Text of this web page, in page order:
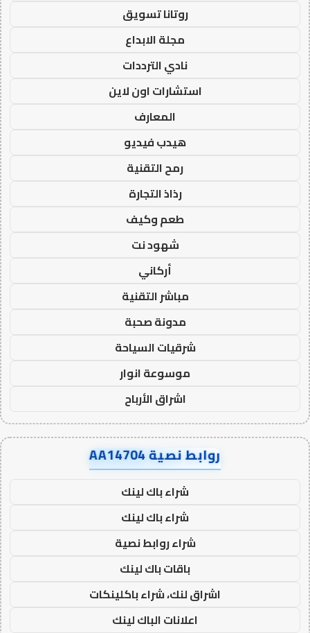
روتانا تسويق
مجلة الابداع
نادي الترددات
استشارات اون لاين
المعارف
هيدب فيديو
رمح التقنية
رذاذ التجارة
طعم وكيف
شهود نت
أركاني
مباشر التقنية
مدونة صحبة
شرقيات السياحة
موسوعة انوار
اشراق الأرباح
روابط نصية AA14704
شراء باك لينك
شراء باك لينك
شراء روابط نصية
باقات باك لينك
اشراق لنك، شراء باكلينكات
اعلانات الباك لينك